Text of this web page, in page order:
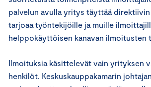
palvelun avulla yritys täyttää
tarjoaa työntekijöille ja muille
helppokäyttöisen kanavan ilmoitusten
Ilmoituksia käsittelevät vain yrityksen
henkilöt. Keskuskauppakamarin johtajan